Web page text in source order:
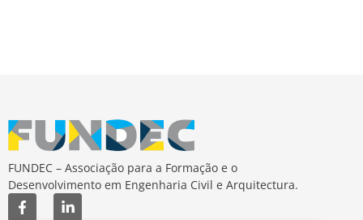
FUNDEC – Associação para a Formação e o
Desenvolvimento em Engenharia Civil e Arquitectura.